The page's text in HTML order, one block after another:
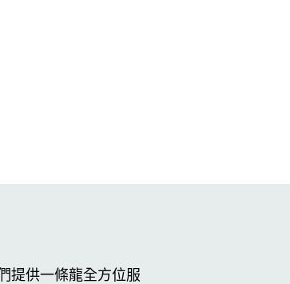
提供一條龍全方位服